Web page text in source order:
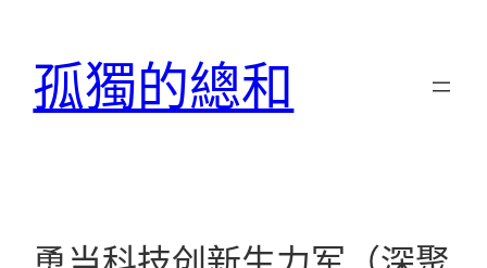
孤獨的總和